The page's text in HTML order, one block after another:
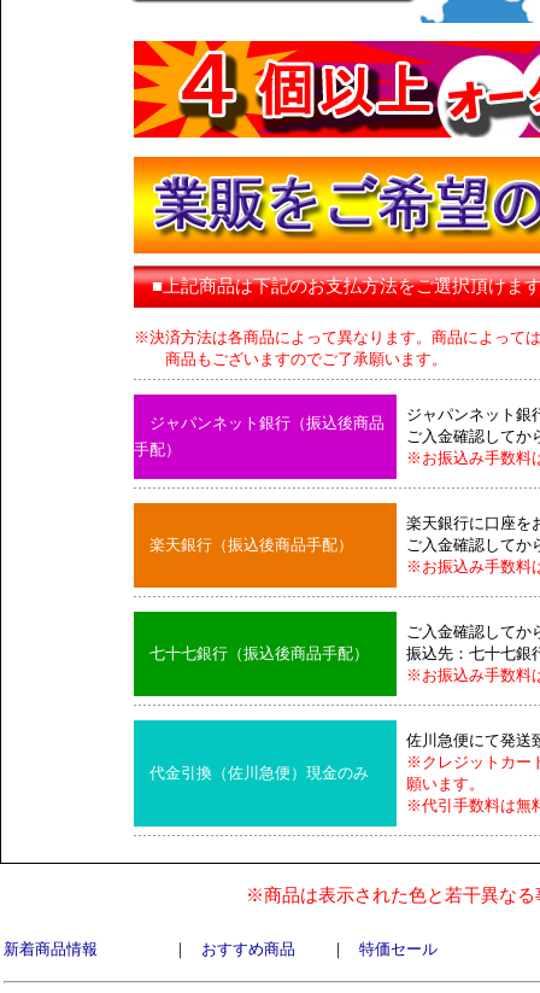
■上記商品は下記のお支払方法をご選択頂けま
※決済方法は各商品によって異なります。商品によって
商品もございますのでご了承願います。
ジャパンネット銀行（振込後商品
手配）
ジャパンネット銀
ご入金確認してか
※お振込み手数料
楽天銀行（振込後商品手配）
楽天銀行に口座を
ご入金確認してか
※お振込み手数料
七十七銀行（振込後商品手配）
ご入金確認してか
振込先：七十七銀
※お振込み手数料
代金引換（佐川急便）現金のみ
佐川急便にて発送
※クレジットカー
願います。
※代引手数料は無
※商品は表示された色と若干異な
新着商品情報 ｜ おすすめ商品 ｜ 特価セール